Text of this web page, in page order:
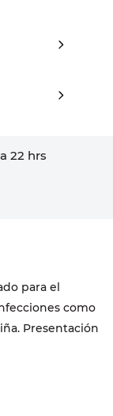
22 hrs
para el
como
Presentación